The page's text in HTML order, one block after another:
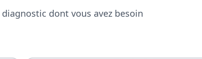
dont vous avez besoin